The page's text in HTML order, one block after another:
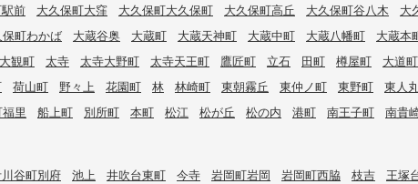
前 大久保町大窪 大久保町大久保町 大久保町高丘 大久保町谷八木
大
保町わかば 大蔵谷奥 大蔵町 大蔵天神町 大蔵中町 大蔵八幡町
大蔵本
大観町 太寺 太寺大野町 太寺天王町 鷹匠町 立石 田町 樽屋町
大道町
荷山町 野々上 花園町 林 林崎町 東朝霧丘 東仲ノ町 東野町
東人
里 船上町 別所町 本町 松江 松が丘 松の内 港町 南王子町 南貴
谷町別府 池上 井吹台東町 今寺 岩岡町岩岡 岩岡町西脇 枝吉 王塚